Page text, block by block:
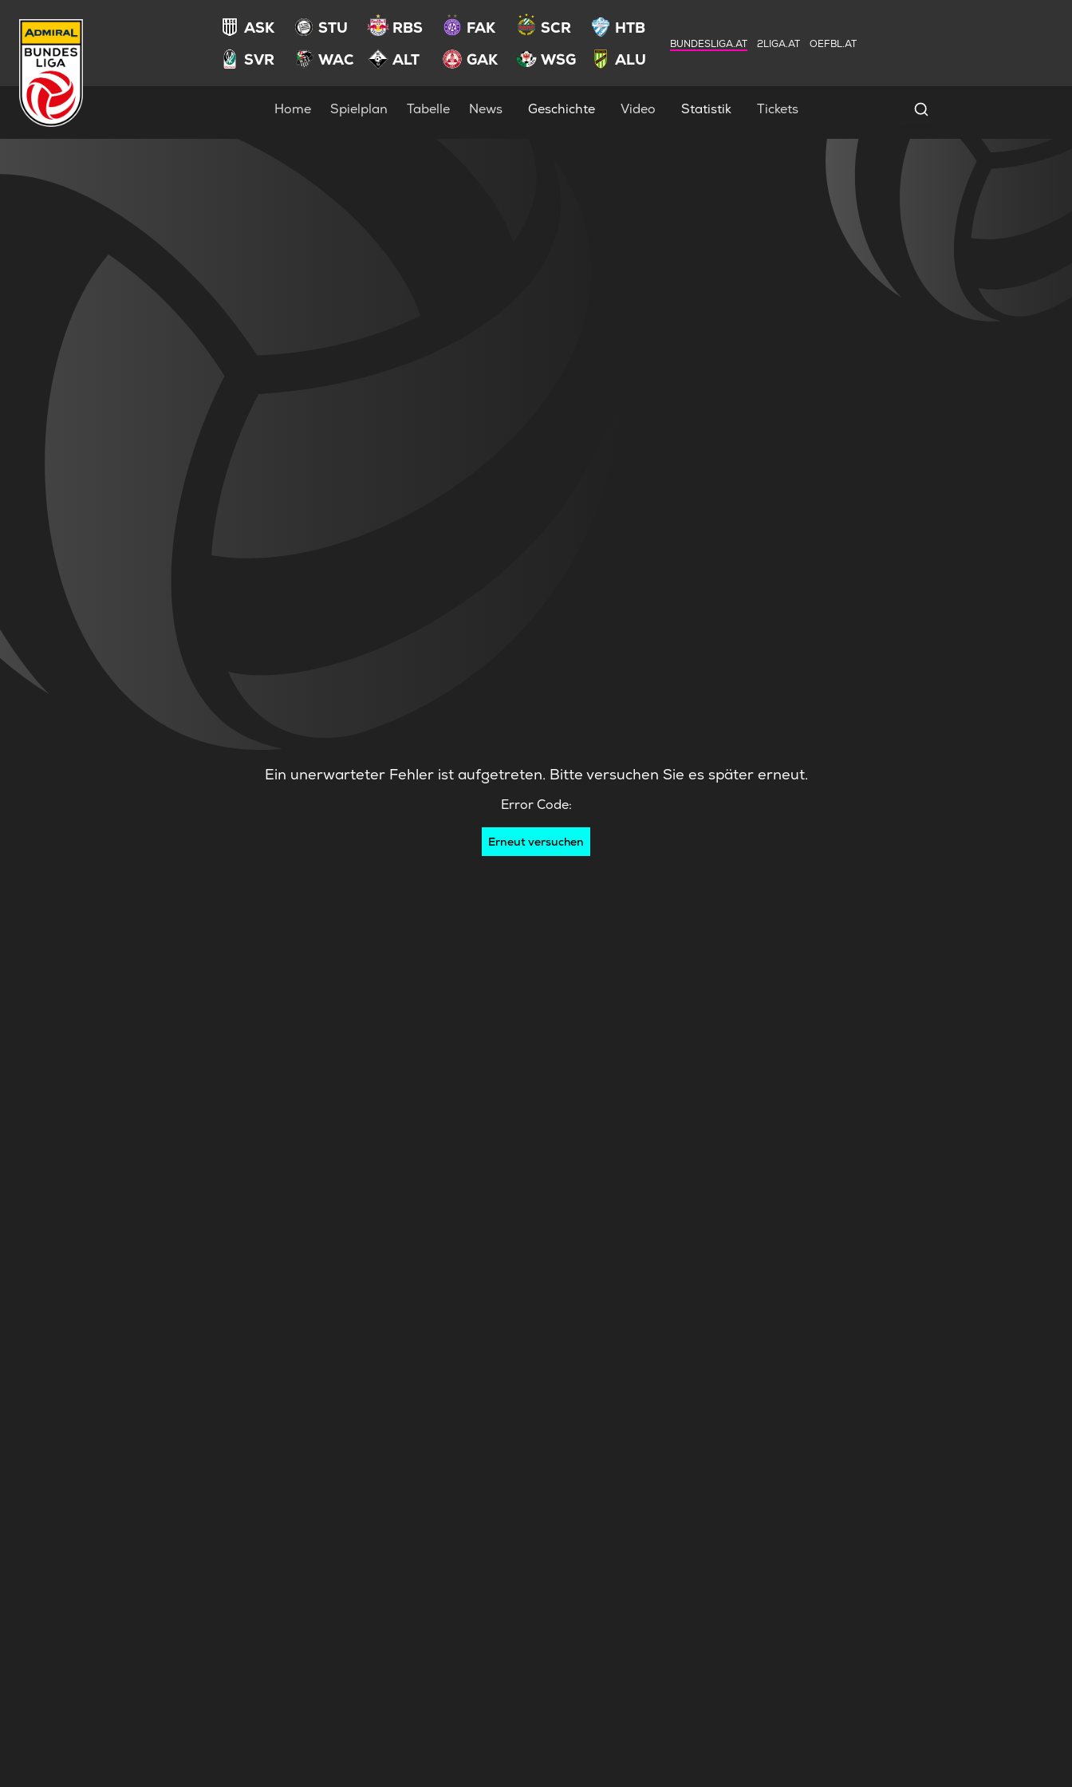
ASK STU RBS FAK SCR
HTB
SVR
WAC ALT GAK WSG ALU
BUNDESLIGA.AT 2LIGA.AT OEFBL.AT
Home Spielplan Tabelle News Geschichte Video Statistik Tickets Spielersuche
Ein unerwarteter Fehler ist aufgetreten. Bitte versuchen Sie es später erneut.
Error Code:
Erneut versuchen